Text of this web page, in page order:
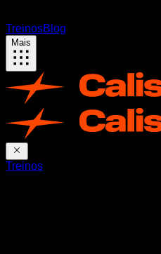
TreinosBlog
Mais
Treinos